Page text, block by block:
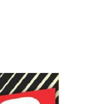
Wine – Какво